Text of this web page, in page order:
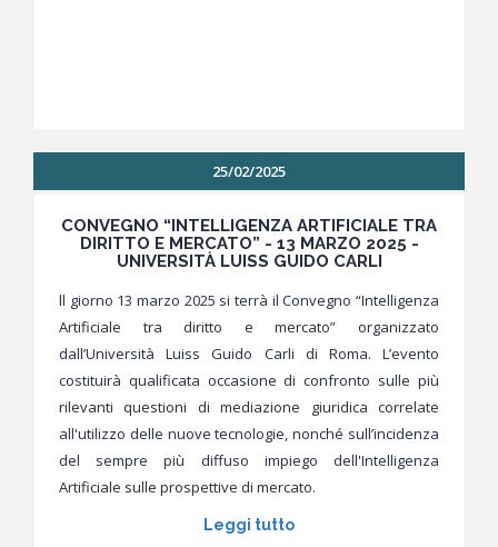
25/02/2025
CONVEGNO “INTELLIGENZA ARTIFICIALE TRA
DIRITTO E MERCATO” - 13 MARZO 2025 -
UNIVERSITÀ LUISS GUIDO CARLI
ll giorno 13 marzo 2025 si terrà il Convegno “Intelligenza
Artificiale tra diritto e mercato” organizzato
dall’Università Luiss Guido Carli di Roma. L’evento
costituirà qualificata occasione di confronto sulle più
rilevanti questioni di mediazione giuridica correlate
all'utilizzo delle nuove tecnologie, nonché sull’incidenza
del sempre più diffuso impiego dell'Intelligenza
Artificiale sulle prospettive di mercato.
Leggi tutto